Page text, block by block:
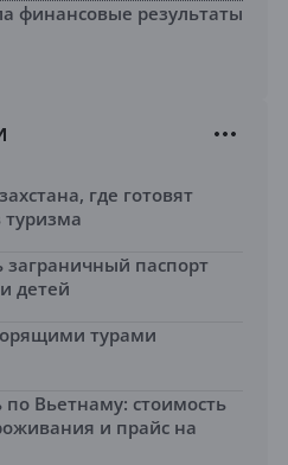
финансовые результаты
где готовят
туризма
паспорт
детей
турами
по Вьетнаму: стоимость
и прайс на